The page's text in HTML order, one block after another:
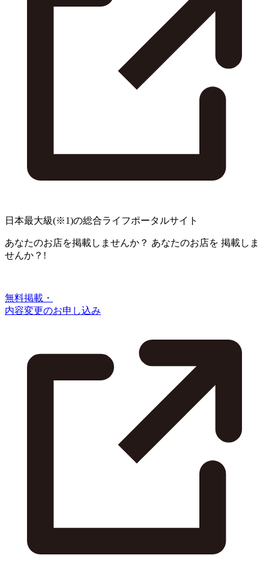
日本最大級(※1)の総合ライフポータルサイト
あなたのお店を掲載しませんか？ あなたのお店を 掲載しま
せんか？!
無料掲載・
内容変更のお申し込み